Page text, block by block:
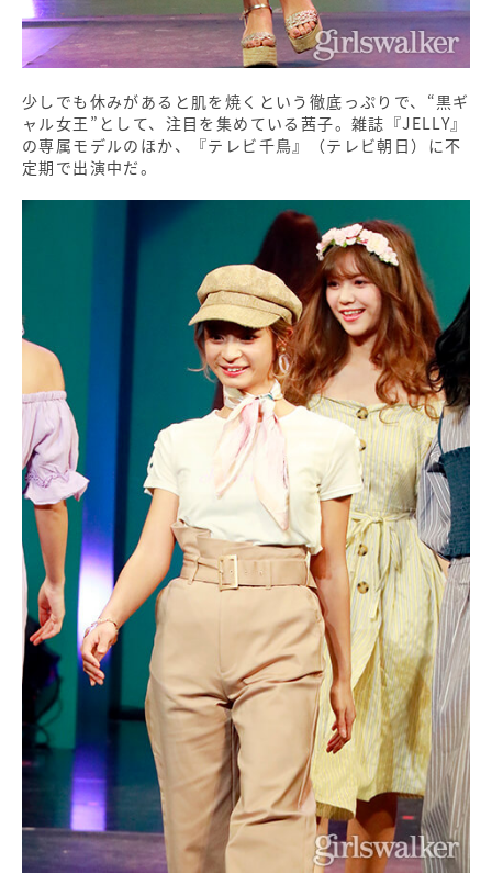
少しでも休みがあると肌を焼くという徹底っぷりで、“黒ギ
ャル女王”として、注目を集めている茜子。雑誌『JELLY』
の専属モデルのほか、『テレビ千鳥』（テレビ朝日）に不
定期で出演中だ。